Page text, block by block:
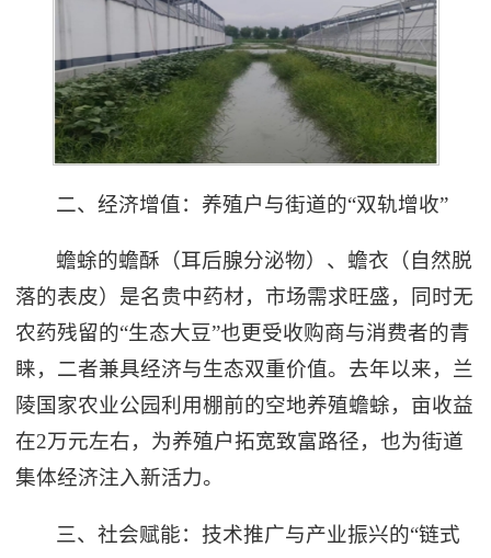
二、经济增值：养殖户与街道的“双轨增收”
蟾蜍的蟾酥（耳后腺分泌物）、蟾衣（自然脱
落的表皮）是名贵中药材，市场需求旺盛，同时无
农药残留的“生态大豆”也更受收购商与消费者的青
睐，二者兼具经济与生态双重价值。去年以来，兰
陵国家农业公园利用棚前的空地养殖蟾蜍，亩收益
在2万元左右，为养殖户拓宽致富路径，也为街道
集体经济注入新活力。
三、社会赋能：技术推广与产业振兴的“链式